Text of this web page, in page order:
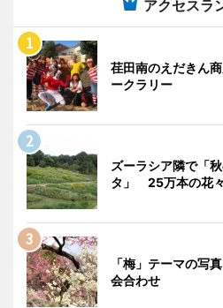
アクセスラ
荏田南のえだきん
ークラリー
ズーラシア隣で「
タ」 25万本の花
「梅」テーマの写
会合わせ